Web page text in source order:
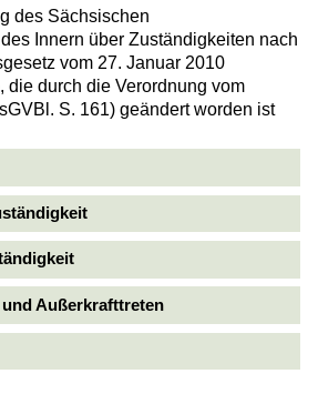
des Sächsischen
Innern über Zuständigkeiten nach
vom 27. Januar 2010
die durch die Verordnung vom
S. 161) geändert worden ist
Außerkrafttreten